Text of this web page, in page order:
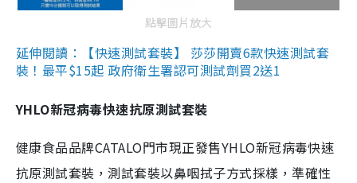
點擊圖片放大
延伸閱讀：【快速測試套裝】 莎莎開賣6款快速測試套
裝！最平$15起 政府衛生署認可測試劑買2送1
YHLO新冠病毒快速抗原測試套裝
健康食品品牌CATALO門市現正發售YHLO新冠病毒快速
抗原測試套裝，測試套裝以鼻咽拭子方式採樣，準確性